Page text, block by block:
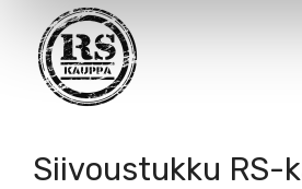
Siivoustukku RS-